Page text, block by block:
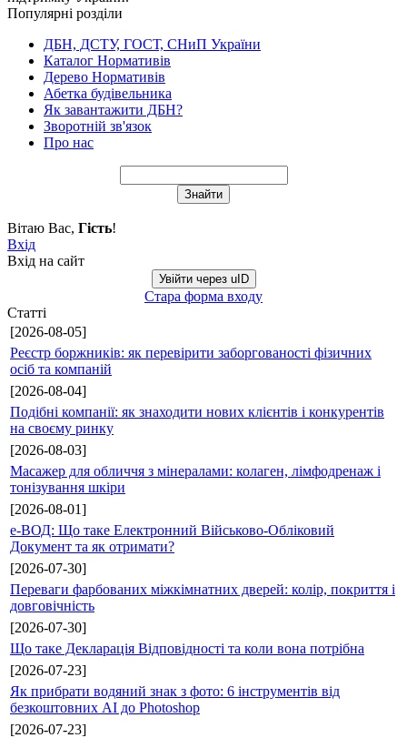
Популярні розділи
ДБН, ДСТУ, ГОСТ, СНиП України
Каталог Нормативів
Дерево Нормативів
Абетка будівельника
Як завантажити ДБН?
Зворотній зв'язок
Про нас
Вітаю Вас, Гість!
Вхід
Вхід на сайт
Увійти через uID
Стара форма входу
Статті
[2026-08-05]
Реєстр боржників: як перевірити заборгованості фізичних
осіб та компаній
[2026-08-04]
Подібні компанії: як знаходити нових клієнтів і конкурентів
на своєму ринку
[2026-08-03]
Масажер для обличчя з мінералами: колаген, лімфодренаж і
тонізування шкіри
[2026-08-01]
е-ВОД: Що таке Електронний Військово-Обліковий
Документ та як отримати?
[2026-07-30]
Переваги фарбованих міжкімнатних дверей: колір, покриття і
довговічність
[2026-07-30]
Що таке Декларація Відповідності та коли вона потрібна
[2026-07-23]
Як прибрати водяний знак з фото: 6 інструментів від
безкоштовних AI до Photoshop
[2026-07-23]